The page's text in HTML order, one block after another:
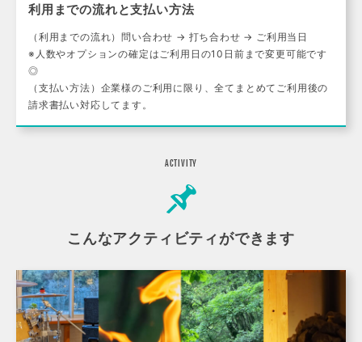
利用までの流れと支払い方法
（利用までの流れ）問い合わせ → 打ち合わせ → ご利用当日
※人数やオプションの確定はご利用日の10日前まで変更可能です
◎
（支払い方法）企業様のご利用に限り、全てまとめてご利用後の
請求書払い対応してます。
ACTIVITY
こんなアクティビティができます